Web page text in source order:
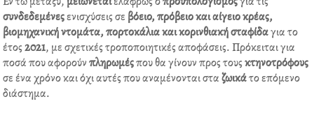
συνδεδεµένεςενισχύσεις σε βόειο, πρόβειο και αίγειο κρέας,
βιοµηχανική ντοµάτα, πορτοκάλια και κορινθιακή σταφίδαγια το
έτος2021, µε σχετικές τροποποιητικές αποφάσεις. Πρόκειται για
ποσά που αφορούνπληρωµέςπου θα γίνουν προς τουςκτηνοτρόφους
σε ένα χρόνο και όχι αυτές που αναµένονται σταζωικάτο επόµενο
διάστηµα.